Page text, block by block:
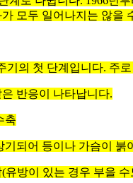
모두 일어나지는 않을
기의 첫 단계입니다. 주
반응이 나타납니다.
축
기되어 등이나 가슴이 붉
유방이 있는 경우 부을 수